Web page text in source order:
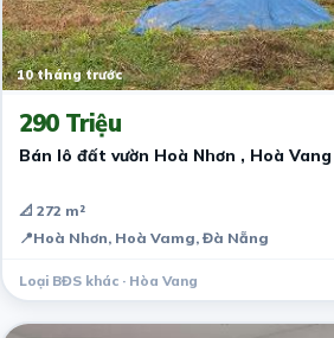
10 tháng trước
290 Triệu
Bán lô đất vườn Hoà Nhơn , Hoà Vang
📐 272 m²
📍Hoà Nhơn, Hoà Vamg, Đà Nẵng
Loại BĐS khác · Hòa Vang